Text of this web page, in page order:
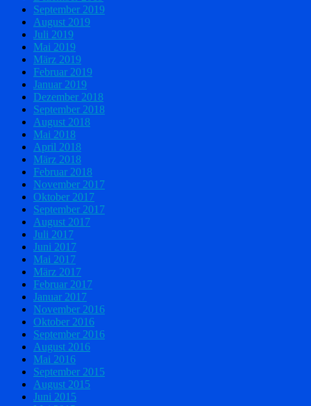
September 2019
August 2019
Juli 2019
Mai 2019
März 2019
Februar 2019
Januar 2019
Dezember 2018
September 2018
August 2018
Mai 2018
April 2018
März 2018
Februar 2018
November 2017
Oktober 2017
September 2017
August 2017
Juli 2017
Juni 2017
Mai 2017
März 2017
Februar 2017
Januar 2017
November 2016
Oktober 2016
September 2016
August 2016
Mai 2016
September 2015
August 2015
Juni 2015